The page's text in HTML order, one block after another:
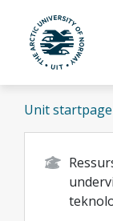
Skip to main
UiT The
Unit startpage